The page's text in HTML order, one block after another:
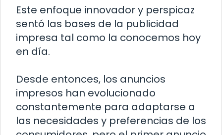
Este enfoque innovador y perspicaz
sentó las bases de la publicidad
impresa tal como la conocemos hoy
en día.
Desde entonces, los anuncios
impresos han evolucionado
constantemente para adaptarse a
las necesidades y preferencias de los